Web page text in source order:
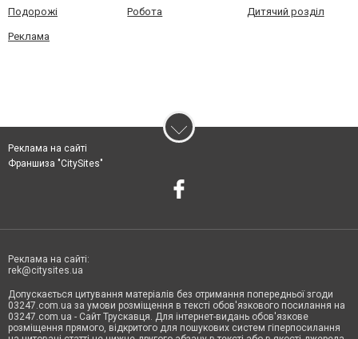
Подорожі Робота Дитячий розділ
Реклама
Реклама на сайті
Франшиза "CitySites"
Реклама на сайті:
rek@citysites.ua
Допускається цитування матеріалів без отримання попередньої згоди
03247.com.ua за умови розміщення в тексті обов'язкового посилання на
03247.com.ua - Сайт Трускавця. Для інтернет-видань обов'язкове
розміщення прямого, відкритого для пошукових систем гіперпосилання